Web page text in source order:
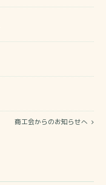
商工会からのお知らせへ